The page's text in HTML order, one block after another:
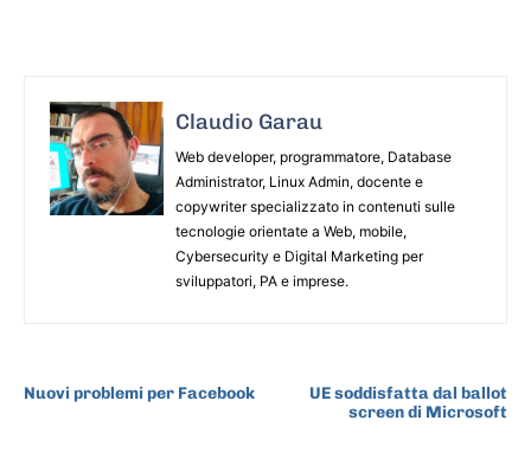
Claudio Garau
Web developer, programmatore, Database
Administrator, Linux Admin, docente e
copywriter specializzato in contenuti sulle
tecnologie orientate a Web, mobile,
Cybersecurity e Digital Marketing per
sviluppatori, PA e imprese.
Nuovi problemi per Facebook
UE soddisfatta dal ballot
screen di Microsoft